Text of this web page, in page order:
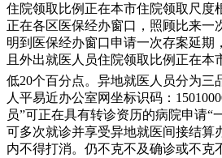
住院领取比例正在本市住院领取尺度
正在各区医保经办窗口，照顾比来一
明到医保经办窗口申请一次存案延期
且外出就医人员住院领取比例正在本
低20个百分点。异地就医人员分为三
人平易近办公室网坐标识码：
员”可正在具有转诊资历的病院申请“
可多次就诊并享受异地就医间接结算
内不得打消。仍不克不及确诊或不克